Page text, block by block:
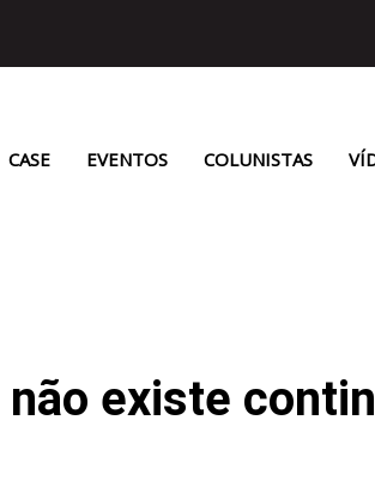
CASE EVENTOS COLUNISTAS
existe